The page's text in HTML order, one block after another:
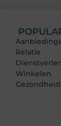
Relatie
Winkelen
Gezondheid